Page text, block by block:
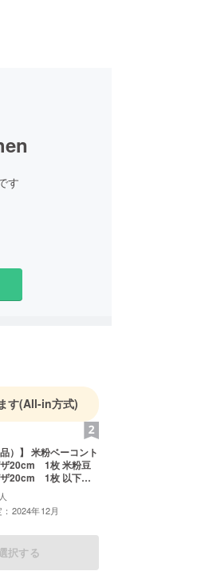
す
す(All-in方式)
ーコント
ザ20cm 1枚 米粉豆
1枚 以下共
添加物等の食品表示
ラベルに表記されま
には必ずお届けのリ
保存してください
2024年12月
択する